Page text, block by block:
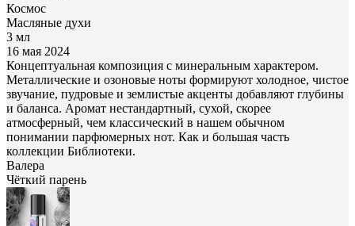
Космос
Масляные духи
3 мл
16 мая 2024
Концептуальная композиция с минеральным характером.
Металлические и озоновые ноты формируют холодное, чистое
звучание, пудровые и землистые акценты добавляют глубины
и баланса. Аромат нестандартный, сухой, скорее
атмосферный, чем классический в нашем обычном
понимании парфюмерных нот. Как и большая часть
коллекции Библиотеки.
Валера
Чёткий парень